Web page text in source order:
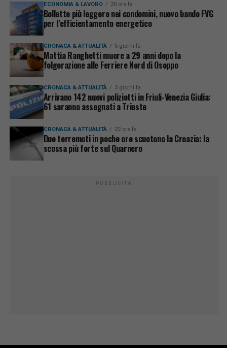
ECONOMIA & LAVORO 20 ore fa
Bollette più leggere nei condomini, nuovo bando FVG
per l’efficientamento energetico
CRONACA & ATTUALITÀ 5 giorni fa
Mattia Ranghetti muore a 29 anni dopo la
folgorazione alle Ferriere Nord di Osoppo
CRONACA & ATTUALITÀ 3 giorni fa
Arrivano 142 nuovi poliziotti in Friuli-Venezia Giulia:
61 saranno assegnati a Trieste
CRONACA & ATTUALITÀ 22 ore fa
Due terremoti in poche ore scuotono la Croazia: la
scossa più forte sul Quarnero
PUBBLICITÀ